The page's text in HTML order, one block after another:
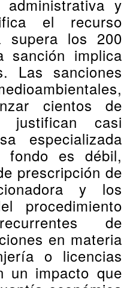
y
el recurso
supera los 200
sanción implica
Las sanciones
cientos de
casi
especializada
fondo es débil,
prescripción de
y los
procedimiento
de
en materia
o licencias
un impacto que